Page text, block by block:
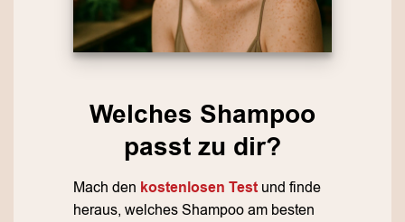
Welches Shampoo
passt zu dir?
Mach den kostenlosen Testund finde
heraus, welches Shampoo am besten